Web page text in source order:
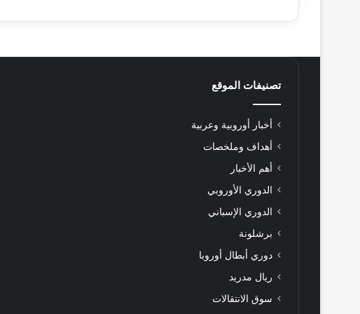
تصنيفات الموقع
أخبار أوروبية وعربية
أهداف وملخصات
أهم الأخبار
الدوري الأوروبي
الدوري الإسباني
برشلونة
دوري أبطال أوروبا
ريال مدريد
سوق الانتقالات